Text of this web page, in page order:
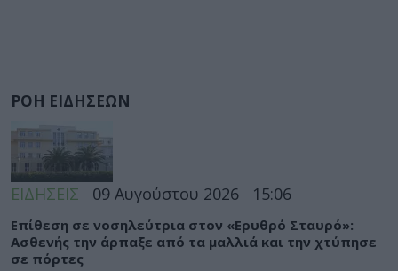
ΡΟΗ ΕΙΔΗΣΕΩΝ
ΕΙΔΗΣΕΙΣ 09 Αυγούστου 2026 15:06
Eπίθεση σε νοσηλεύτρια στον «Ερυθρό Σταυρό»:
Ασθενής την άρπαξε από τα μαλλιά και την χτύπησε
σε πόρτες